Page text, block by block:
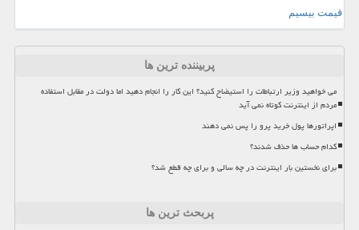
قیمت بیسیم
پربیننده ترین ها
می خواهید وزیر ارتباطات را استیضاح کنید؟ این کار را انجام دهید اما دولت در مقابل استفاده
مردم از اینترنت کوتاه نمی آید
اپراتورها پول خرید پرو را پس نمی دهند
کدام حساب ها حذف شدند؟
برای نخستین بار اینترنت در چه سالی و برای چه قطع شد؟
پربحث ترین ها